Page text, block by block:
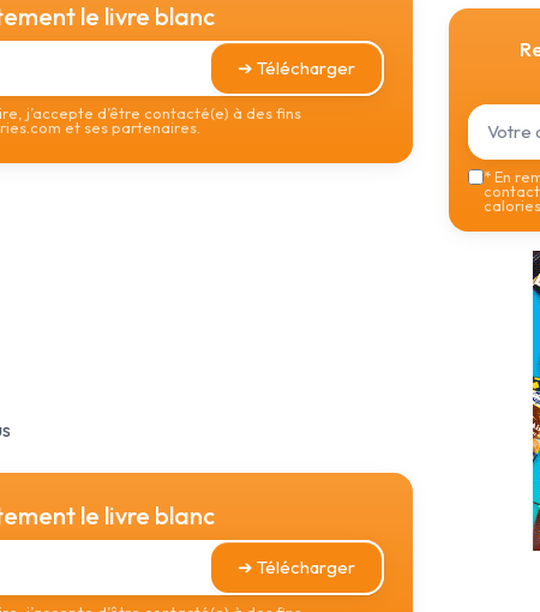
le livre blanc
➔ Télécharger
j’accepte d’être contacté(e) à des fins
et ses partenaires.
le livre blanc
➔ Télécharger
*En